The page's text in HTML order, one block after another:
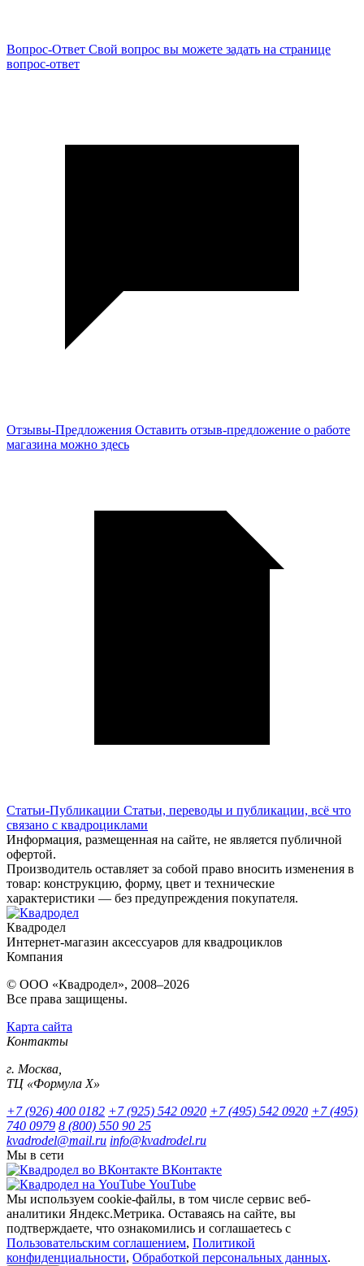
Вопрос-Ответ Свой вопрос вы можете задать на странице
вопрос-ответ
Отзывы-Предложения Оставить отзыв-предложение о работе
магазина можно здесь
Статьи-Публикации Статьи, переводы и публикации, всё что
связано с квадроциклами
Информация, размещенная на сайте, не является публичной
офертой.
Производитель оставляет за собой право вносить изменения в
товар: конструкцию, форму, цвет и технические
характеристики — без предупреждения покупателя.
Квадродел
Интернет-магазин аксессуаров для квадроциклов
Компания
© ООО «Квадродел», 2008–2026
Все права защищены.
Карта сайта
Контакты
г. Москва,
ТЦ «Формула Х»
+7 (926) 400 0182 +7 (925) 542 0920 +7 (495) 542 0920 +7 (495)
740 0979 8 (800) 550 90 25
kvadrodel@mail.ru info@kvadrodel.ru
Мы в сети
ВКонтакте
YouTube
Мы используем cookie-файлы, в том числе сервис веб-
аналитики Яндекс.Метрика. Оставаясь на сайте, вы
подтверждаете, что ознакомились и соглашаетесь с
Пользовательским соглашением, Политикой
конфиденциальности, Обработкой персональных данных.